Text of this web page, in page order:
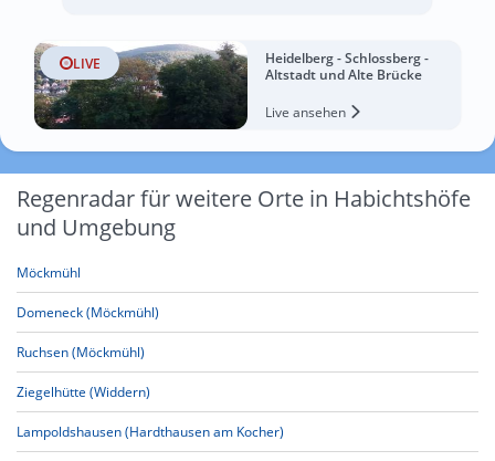
LIVE
Heidelberg - Schlossberg -
Altstadt und Alte Brücke
Live ansehen
Regenradar für weitere Orte in Habichtshöfe
und Umgebung
Möckmühl
Domeneck (Möckmühl)
Ruchsen (Möckmühl)
Ziegelhütte (Widdern)
Lampoldshausen (Hardthausen am Kocher)